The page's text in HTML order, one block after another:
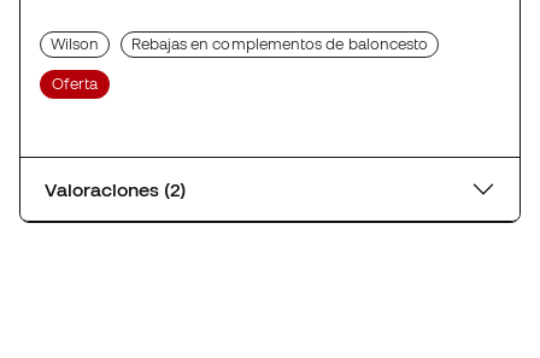
Wilson Rebajas en complementos de baloncesto
Oferta
Valoraciones (2)